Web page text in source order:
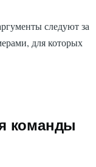
следуют за
для которых
команды